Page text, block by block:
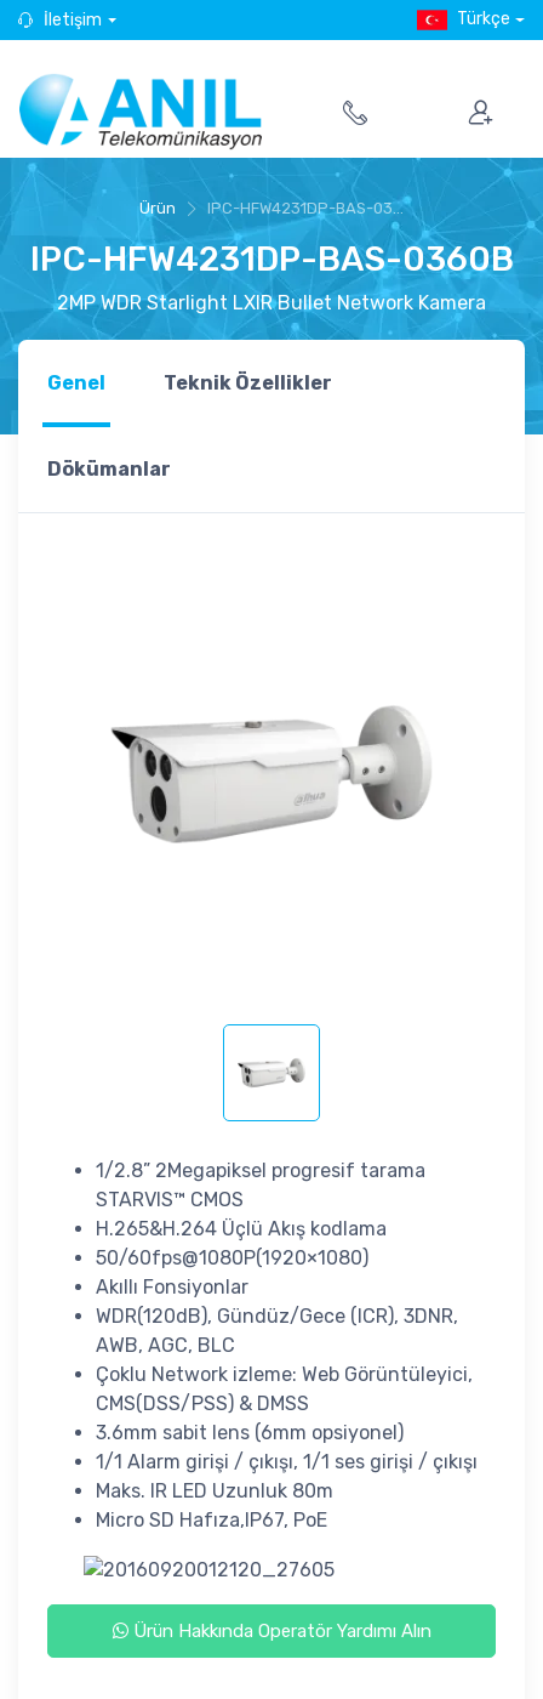
İletişim Türkçe
Ürün IPC-HFW4231DP-BAS-03...
IPC-HFW4231DP-BAS-0360B
2MP WDR Starlight LXIR Bullet Network Kamera
Genel Teknik Özellikler
Dökümanlar
1/2.8” 2Megapiksel progresif tarama
STARVIS™ CMOS
H.265&H.264 Üçlü Akış kodlama
50/60fps@1080P(1920×1080)
Akıllı Fonsiyonlar
WDR(120dB), Gündüz/Gece (ICR), 3DNR,
AWB, AGC, BLC
Çoklu Network izleme: Web Görüntüleyici,
CMS(DSS/PSS) & DMSS
3.6mm sabit lens (6mm opsiyonel)
1/1 Alarm girişi / çıkışı, 1/1 ses girişi / çıkışı
Maks. IR LED Uzunluk 80m
Micro SD Hafıza,IP67, PoE
Ürün Hakkında Operatör Yardımı Alın